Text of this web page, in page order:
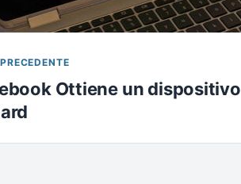
Ottiene un dispositivo